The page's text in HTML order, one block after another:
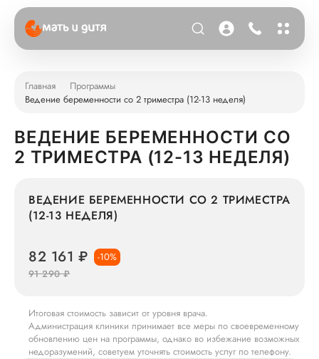
Главная
Программы
Ведение беременности со 2 триместра (12-13 неделя)
ВЕДЕНИЕ БЕРЕМЕННОСТИ СО
2 ТРИМЕСТРА (12-13 НЕДЕЛЯ)
ВЕДЕНИЕ БЕРЕМЕННОСТИ СО 2 ТРИМЕСТРА
(12-13 НЕДЕЛЯ)
82 161 ₽
-10%
91 290 ₽
Итоговая стоимость зависит от уровня врача.
Администрация клиники принимает все меры по своевременному
обновлению цен на программы, однако во избежание возможных
недоразумений, советуем уточнять стоимость услуг по телефону.